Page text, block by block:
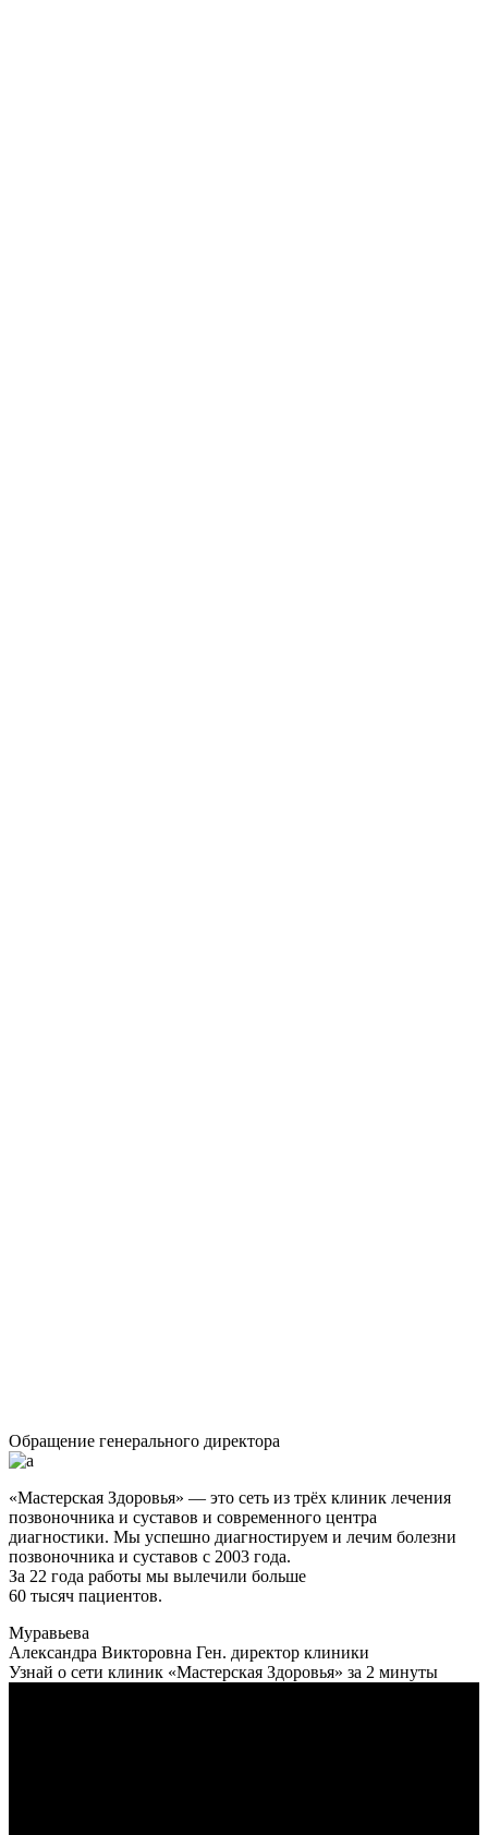
Обращение генерального директора
«Мастерская Здоровья» — это сеть из трёх клиник лечения
позвоночника и суставов и современного центра
диагностики. Мы успешно диагностируем и лечим болезни
позвоночника и суставов с 2003 года.
За 22 года работы мы вылечили больше
60 тысяч пациентов.
Муравьева
Александра Викторовна Ген. директор клиники
Узнай о сети клиник «Мастерская Здоровья» за 2 минуты